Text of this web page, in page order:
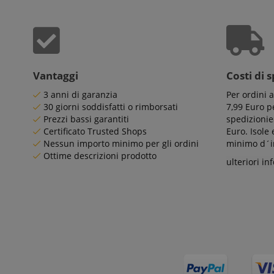
Vantaggi
3 anni di garanzia
30 giorni soddisfatti o rimborsati
Prezzi bassi garantiti
Certificato Trusted Shops
Nessun importo minimo per gli ordini
Ottime descrizioni prodotto
Costi di
Per ordini
7,99 Euro
Euro. Isole
minimo
ulteriori
dell'account. Il sito
sid_key
FPGSID